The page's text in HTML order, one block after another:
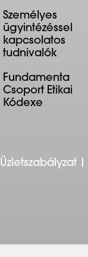
Személyes
ügyintézéssel
kapcsolatos
tudnivalók
Fundamenta
Csoport Etikai
Kódexe
Üzletszabályzat